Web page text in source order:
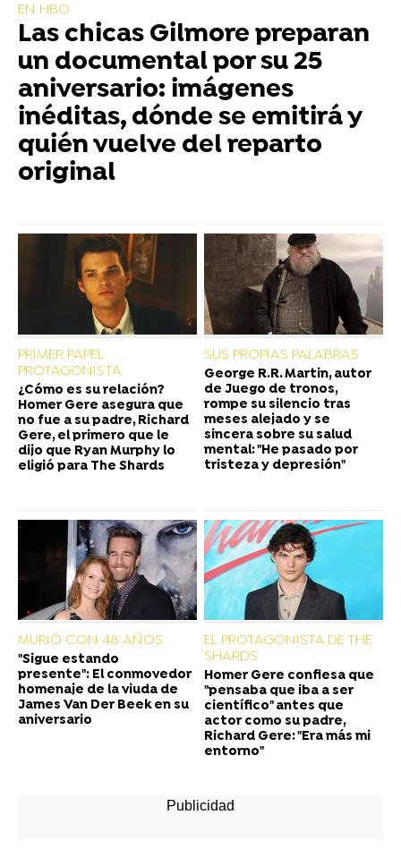
EN HBO
Las chicas Gilmore preparan
un documental por su 25
aniversario: imágenes
inéditas, dónde se emitirá y
quién vuelve del reparto
original
PRIMER PAPEL
PROTAGONISTA
¿Cómo es su relación?
Homer Gere asegura que
no fue a su padre, Richard
Gere, el primero que le
dijo que Ryan Murphy lo
eligió para The Shards
SUS PROPIAS PALABRAS
George R.R. Martin, autor
de Juego de tronos,
rompe su silencio tras
meses alejado y se
sincera sobre su salud
mental: "He pasado por
tristeza y depresión"
MURIÓ CON 48 AÑOS
"Sigue estando
presente": El conmovedor
homenaje de la viuda de
James Van Der Beek en su
aniversario
EL PROTAGONISTA DE THE
SHARDS
Homer Gere confiesa que
"pensaba que iba a ser
científico" antes que
actor como su padre,
Richard Gere: "Era más mi
entorno"